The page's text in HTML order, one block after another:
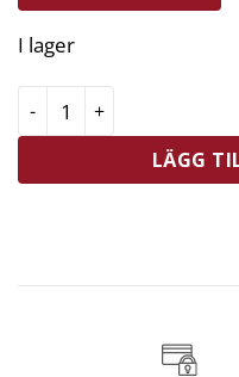
I lager
LÄGG